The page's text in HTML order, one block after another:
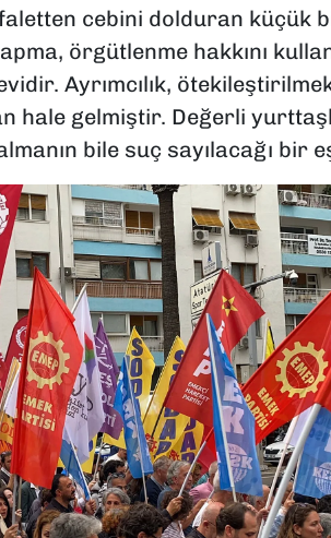
cebini dolduran küçük
örgütlenme hakkını
Ayrımcılık,
hale gelmiştir. Değerli
bile suç sayılacağı bir